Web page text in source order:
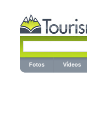
Fotos Vídeos